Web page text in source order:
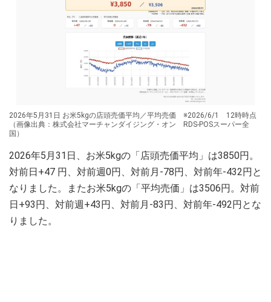
2026年5月31日 お米5kgの店頭売価平均／平均売価 ※2026/6/1 12時時点
（画像出典：株式会社マーチャンダイジング・オン RDS-POSスーパー全
国）
2026年5月31日、お米5kgの「店頭売価平均」は3850円。
対前日+47 円、対前週0円、対前月-78円、対前年-432円と
なりました。またお米5kgの「平均売価」は3506円。対前
日+93円、対前週+43円、対前月-83円、対前年-492円とな
りました。